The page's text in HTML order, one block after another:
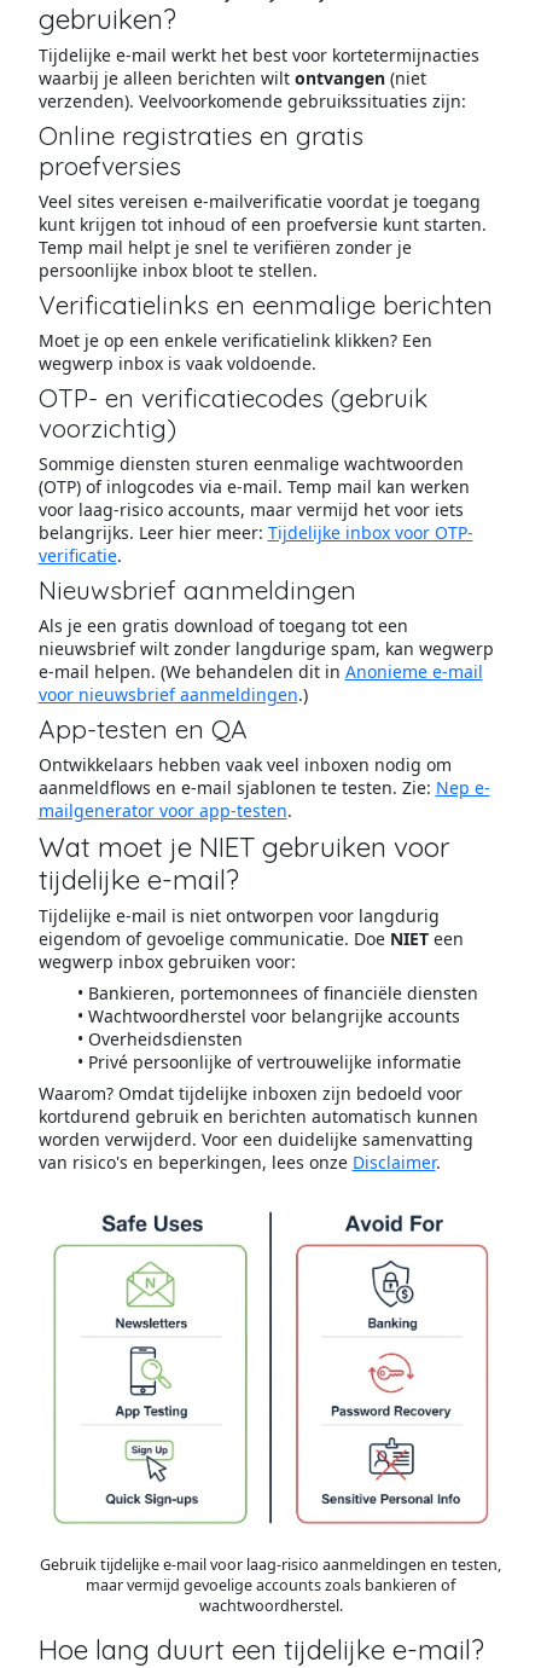
gebruiken?
Tijdelijke e-mail werkt het best voor kortetermijnacties
waarbij je alleen berichten wilt ontvangen(niet
verzenden). Veelvoorkomende gebruikssituaties zijn:
Online registraties en gratis
proefversies
Veel sites vereisen e-mailverificatie voordat je toegang
kunt krijgen tot inhoud of een proefversie kunt starten.
Temp mail helpt je snel te verifiëren zonder je
persoonlijke inbox bloot te stellen.
Verificatielinks en eenmalige berichten
Moet je op een enkele verificatielink klikken? Een
wegwerp inbox is vaak voldoende.
OTP- en verificatiecodes (gebruik
voorzichtig)
Sommige diensten sturen eenmalige wachtwoorden
(OTP) of inlogcodes via e-mail. Temp mail kan werken
voor laag-risico accounts, maar vermijd het voor iets
belangrijks. Leer hier meer: Tijdelijke inbox voor OTP-
verificatie.
Nieuwsbrief aanmeldingen
Als je een gratis download of toegang tot een
nieuwsbrief wilt zonder langdurige spam, kan wegwerp
e-mail helpen. (We behandelen dit in Anonieme e-mail
voor nieuwsbrief aanmeldingen.)
App-testen en QA
Ontwikkelaars hebben vaak veel inboxen nodig om
aanmeldflows en e-mail sjablonen te testen. Zie: Nep e-
mailgenerator voor app-testen.
Wat moet je NIET gebruiken voor
tijdelijke e-mail?
Tijdelijke e-mail is niet ontworpen voor langdurig
eigendom of gevoelige communicatie. Doe NIETeen
wegwerp inbox gebruiken voor:
Bankieren, portemonnees of financiële diensten
Wachtwoordherstel voor belangrijke accounts
Overheidsdiensten
Privé persoonlijke of vertrouwelijke informatie
Waarom? Omdat tijdelijke inboxen zijn bedoeld voor
kortdurend gebruik en berichten automatisch kunnen
worden verwijderd. Voor een duidelijke samenvatting
van risico's en beperkingen, lees onze Disclaimer.
Gebruik tijdelijke e-mail voor laag-risico aanmeldingen en testen,
maar vermijd gevoelige accounts zoals bankieren of
wachtwoordherstel.
Hoe lang duurt een tijdelijke e-mail?